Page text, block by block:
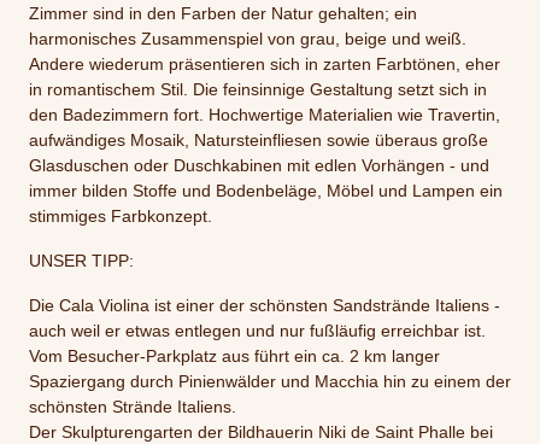
Zimmer sind in den Farben der Natur gehalten; ein
harmonisches Zusammenspiel von grau, beige und weiß.
Andere wiederum präsentieren sich in zarten Farbtönen, eher
in romantischem Stil. Die feinsinnige Gestaltung setzt sich in
den Badezimmern fort. Hochwertige Materialien wie Travertin,
aufwändiges Mosaik, Natursteinfliesen sowie überaus große
Glasduschen oder Duschkabinen mit edlen Vorhängen - und
immer bilden Stoffe und Bodenbeläge, Möbel und Lampen ein
stimmiges Farbkonzept.
UNSER TIPP:
Die Cala Violina ist einer der schönsten Sandstrände Italiens -
auch weil er etwas entlegen und nur fußläufig erreichbar ist.
Vom Besucher-Parkplatz aus führt ein ca. 2 km langer
Spaziergang durch Pinienwälder und Macchia hin zu einem der
schönsten Strände Italiens.
Der Skulpturengarten der Bildhauerin Niki de Saint Phalle bei